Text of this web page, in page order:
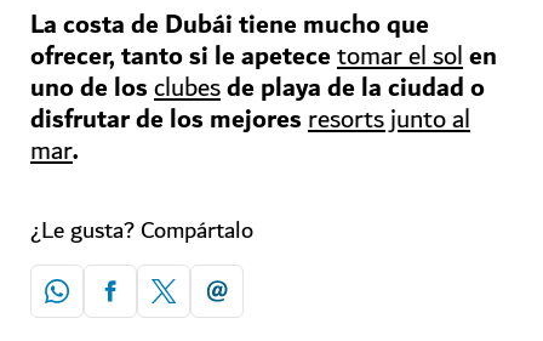
La costa de Dubái tiene mucho que
ofrecer, tanto si le apetecetomar el solen
uno de losclubesde playa de la ciudad o
disfrutar de los mejoresresorts junto al
mar.
¿Le gusta? Compártalo